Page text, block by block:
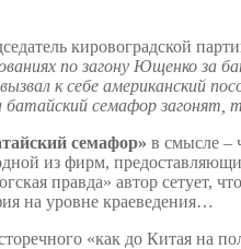
кировоградской
по загону Ющенко
к себе американский
батайский семафор загонят,
семафор» в смысле –
из фирм,
правда» автор сетует,
на уровне краеведения…
«как до Китая на